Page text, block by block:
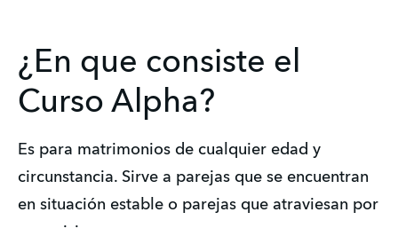
¿En que consiste el
Curso Alpha?
Es para matrimonios de cualquier edad y
circunstancia. Sirve a parejas que se encuentran
en situación estable o parejas que atraviesan por